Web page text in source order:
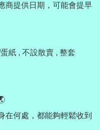
商提供日期，可能會提早
紙 , 不設散賣 , 整套
在何處，都能夠輕鬆收到